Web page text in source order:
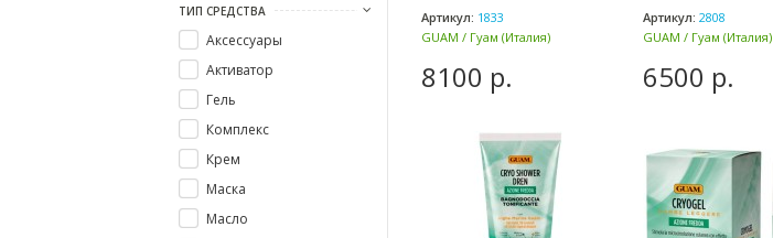
ТИП СРЕДСТВА
Аксессуары
Активатор
Гель
Комплекс
Крем
Маска
Масло
Артикул: 1833
GUAM / Гуам (Италия)
8100 р.
Артикул: 2808
GUAM / Гуам (Италия)
6500 р.